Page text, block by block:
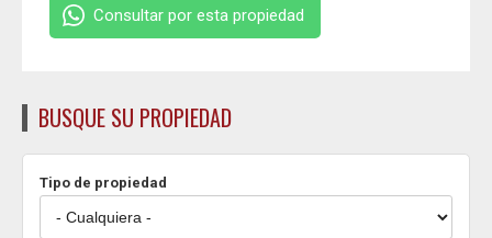
Consultar por esta propiedad
BUSQUE SU PROPIEDAD
Tipo de propiedad